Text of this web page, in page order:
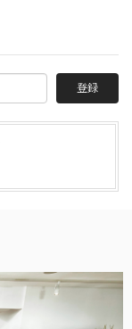
登録